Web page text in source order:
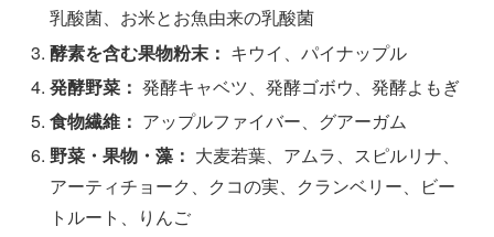
乳酸菌、お米とお魚由来の乳酸菌
酵素を含む果物粉末： キウイ、パイナップル
発酵野菜： 発酵キャベツ、発酵ゴボウ、発酵よもぎ
食物繊維： アップルファイバー、グアーガム
野菜・果物・藻： 大麦若葉、アムラ、スピルリナ、
アーティチョーク、クコの実、クランベリー、ビー
トルート、りんご